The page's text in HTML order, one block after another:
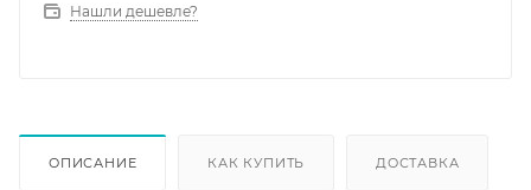
Нашли дешевле?
ОПИСАНИЕ КАК КУПИТЬ ДОСТАВКА